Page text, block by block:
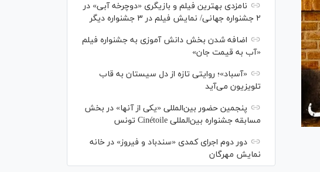
نامزدی بهترین فیلم و بازیگری «دوچرخه آبی» در
۲ جشنواره جهانی/ نمایش فیلم در ۳ جشنواره دیگر
اضافه شدن بخش دانش آموزی به جشنواره فیلم
«آب به قیمت جان»
«آسباد»؛ روایتی تازه از دل سیستان به قاب
تلویزیون می‌آید
پنجمین حضور بین‌المللی «یکی از آنها» در بخش
مسابقه جشنواره بین‌المللی Cinétoile تونس
دور دوم اجرای کمدی «سندباد و فیروز» در خانه
نمایش مهرگان